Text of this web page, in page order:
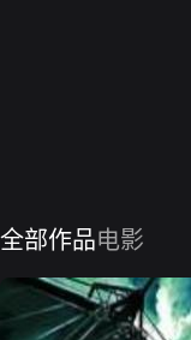
全部作品电影